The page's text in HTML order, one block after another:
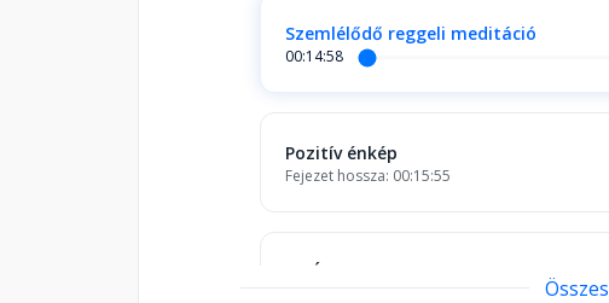
Szemlélődő reggeli meditáció
00:14:58
Pozitív énkép
Fejezet hossza: 00:15:55
Az Úr imádsága